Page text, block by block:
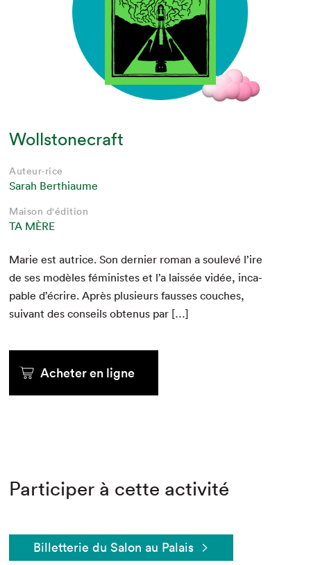
Wollstonecraft
Auteur·rice
Sarah Berthiaume
Maison d'édition
TA MÈRE
Marie est autrice. Son dernier roman a soulevé l’ire
de ses mod­èles fémin­istes et l’a lais­sée vidée, inca­
pable d’écrire. Après plusieurs fauss­es couch­es,
suiv­ant des con­seils obtenus par […]
Acheter en ligne
Participer à cette activité
Billetterie du Salon au Palais